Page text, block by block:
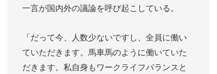
一言が国内外の議論を呼び起こしている。
「だって今、人数少ないですし、全員に働い
ていただきます。馬車馬のように働いていた
だきます。私自身もワークライフバランスと